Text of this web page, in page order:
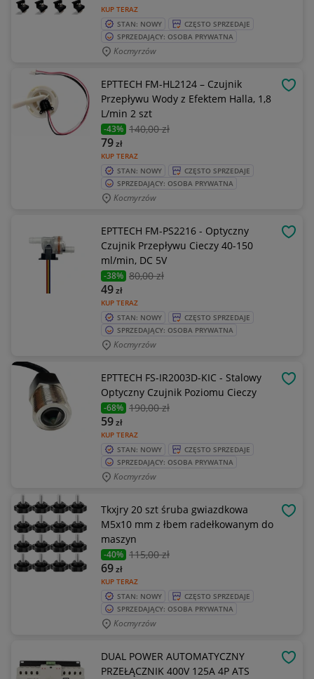
KUP TERAZ
STAN: NOWY
CZĘSTO SPRZEDAJE
SPRZEDAJĄCY: OSOBA PRYWATNA
Kocmyrzów
EPTTECH FM-HL2124 – Czujnik
Przepływu Wody z Efektem Halla, 1,8
L/min 2 szt
-43% 140,00 zł
KUP TERAZ
79zł
STAN: NOWY
CZĘSTO SPRZEDAJE
SPRZEDAJĄCY: OSOBA PRYWATNA
Kocmyrzów
EPTTECH FM-PS2216 - Optyczny
Czujnik Przepływu Cieczy 40-150
ml/min, DC 5V
-38% 80,00 zł
KUP TERAZ
49zł
STAN: NOWY
CZĘSTO SPRZEDAJE
SPRZEDAJĄCY: OSOBA PRYWATNA
Kocmyrzów
EPTTECH FS-IR2003D-KIC - Stalowy
Optyczny Czujnik Poziomu Cieczy
-68% 190,00 zł
KUP TERAZ
59zł
STAN: NOWY
CZĘSTO SPRZEDAJE
SPRZEDAJĄCY: OSOBA PRYWATNA
Kocmyrzów
Tkxjry 20 szt śruba gwiazdkowa
M5x10 mm z łbem radełkowanym do
maszyn
-40% 115,00 zł
KUP TERAZ
69zł
STAN: NOWY
CZĘSTO SPRZEDAJE
SPRZEDAJĄCY: OSOBA PRYWATNA
Kocmyrzów
DUAL POWER AUTOMATYCZNY
PRZEŁĄCZNIK 400V 125A 4P ATS